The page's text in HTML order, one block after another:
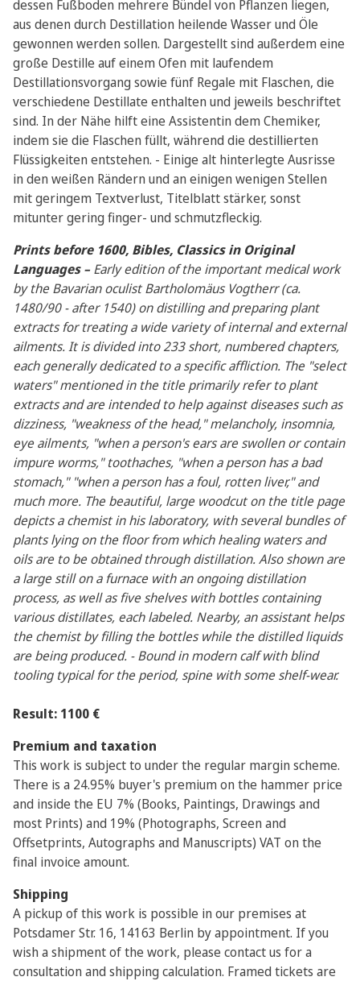
dessen Fußboden mehrere Bündel von Pflanzen liegen,
aus denen durch Destillation heilende Wasser und Öle
gewonnen werden sollen. Dargestellt sind außerdem eine
große Destille auf einem Ofen mit laufendem
Destillationsvorgang sowie fünf Regale mit Flaschen, die
verschiedene Destillate enthalten und jeweils beschriftet
sind. In der Nähe hilft eine Assistentin dem Chemiker,
indem sie die Flaschen füllt, während die destillierten
Flüssigkeiten entstehen. - Einige alt hinterlegte Ausrisse
in den weißen Rändern und an einigen wenigen Stellen
mit geringem Textverlust, Titelblatt stärker, sonst
mitunter gering finger- und schmutzfleckig.
Prints before 1600, Bibles, Classics in Original
Languages – Early edition of the important medical work
by the Bavarian oculist Bartholomäus Vogtherr (ca.
1480/90 - after 1540) on distilling and preparing plant
extracts for treating a wide variety of internal and external
ailments. It is divided into 233 short, numbered chapters,
each generally dedicated to a specific affliction. The "select
waters" mentioned in the title primarily refer to plant
extracts and are intended to help against diseases such as
dizziness, "weakness of the head," melancholy, insomnia,
eye ailments, "when a person's ears are swollen or contain
impure worms," toothaches, "when a person has a bad
stomach," "when a person has a foul, rotten liver," and
much more. The beautiful, large woodcut on the title page
depicts a chemist in his laboratory, with several bundles of
plants lying on the floor from which healing waters and
oils are to be obtained through distillation. Also shown are
a large still on a furnace with an ongoing distillation
process, as well as five shelves with bottles containing
various distillates, each labeled. Nearby, an assistant helps
the chemist by filling the bottles while the distilled liquids
are being produced. - Bound in modern calf with blind
tooling typical for the period, spine with some shelf-wear.
Result: 1100 €
Premium and taxation
This work is subject to under the regular margin scheme.
There is a 24.95% buyer's premium on the hammer price
and inside the EU 7% (Books, Paintings, Drawings and
most Prints) and 19% (Photographs, Screen and
Offsetprints, Autographs and Manuscripts) VAT on the
final invoice amount.
Shipping
A pickup of this work is possible in our premises at
Potsdamer Str. 16, 14163 Berlin by appointment. If you
wish a shipment of the work, please contact us for a
consultation and shipping calculation. Framed tickets are